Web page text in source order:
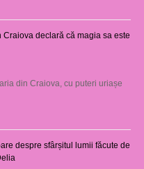
declară că magia sa este
din Craiova, cu puteri uriașe
despre sfârșitul lumii făcute de